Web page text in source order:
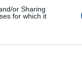
or Sharing
for which it
crisi
di non